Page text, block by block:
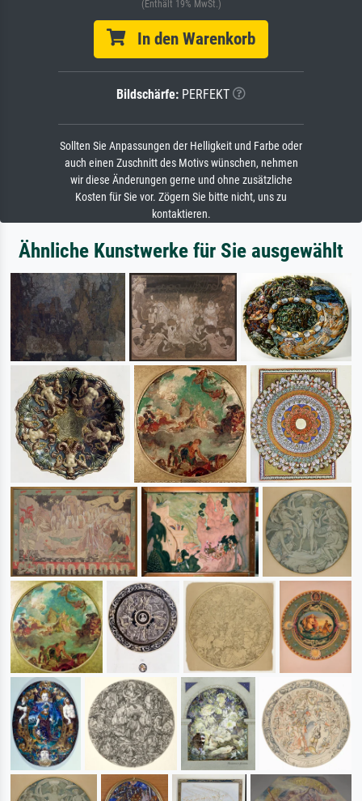
(Enthält 19% MwSt.)
In den Warenkorb
Bildschärfe: PERFEKT
Sollten Sie Anpassungen der Helligkeit und Farbe oder
auch einen Zuschnitt des Motivs wünschen, nehmen
wir diese Änderungen gerne und ohne zusätzliche
Kosten für Sie vor. Zögern Sie bitte nicht, uns zu
kontaktieren.
Ähnliche Kunstwerke für Sie ausgewählt